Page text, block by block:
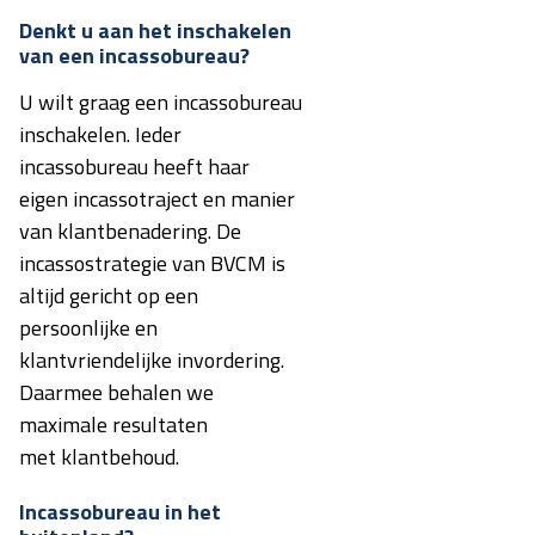
Denkt u aan het inschakelen
van een incassobureau?
U wilt graag een incassobureau
inschakelen. Ieder
incassobureau heeft haar
eigen incassotraject en manier
van klantbenadering. De
incassostrategie van BVCM is
altijd gericht op een
persoonlijke en
klantvriendelijke invordering.
Daarmee behalen we
maximale resultaten
met klantbehoud.
Incassobureau in het